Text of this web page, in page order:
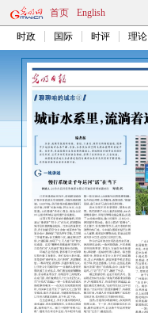
首页 English
时政 国际 时评 理论